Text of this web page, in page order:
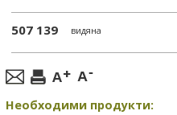
507 139 видяна
Необходими продукти: